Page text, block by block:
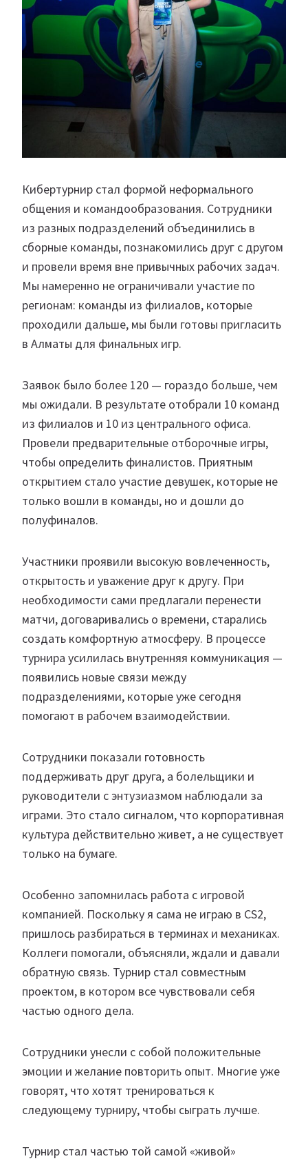
Кибертурнир стал формой неформального
общения и командообразования. Сотрудники
из разных подразделений объединились в
сборные команды, познакомились друг с другом
и провели время вне привычных рабочих задач.
Мы намеренно не ограничивали участие по
регионам: команды из филиалов, которые
проходили дальше, мы были готовы пригласить
в Алматы для финальных игр.
Заявок было более 120 — гораздо больше, чем
мы ожидали. В результате отобрали 10 команд
из филиалов и 10 из центрального офиса.
Провели предварительные отборочные игры,
чтобы определить финалистов. Приятным
открытием стало участие девушек, которые не
только вошли в команды, но и дошли до
полуфиналов.
Участники проявили высокую вовлеченность,
открытость и уважение друг к другу. При
необходимости сами предлагали перенести
матчи, договаривались о времени, старались
создать комфортную атмосферу. В процессе
турнира усилилась внутренняя коммуникация —
появились новые связи между
подразделениями, которые уже сегодня
помогают в рабочем взаимодействии.
Сотрудники показали готовность
поддерживать друг друга, а болельщики и
руководители с энтузиазмом наблюдали за
играми. Это стало сигналом, что корпоративная
культура действительно живет, а не существует
только на бумаге.
Особенно запомнилась работа с игровой
компанией. Поскольку я сама не играю в CS2,
пришлось разбираться в терминах и механиках.
Коллеги помогали, объясняли, ждали и давали
обратную связь. Турнир стал совместным
проектом, в котором все чувствовали себя
частью одного дела.
Сотрудники унесли с собой положительные
эмоции и желание повторить опыт. Многие уже
говорят, что хотят тренироваться к
следующему турниру, чтобы сыграть лучше.
Турнир стал частью той самой «живой»